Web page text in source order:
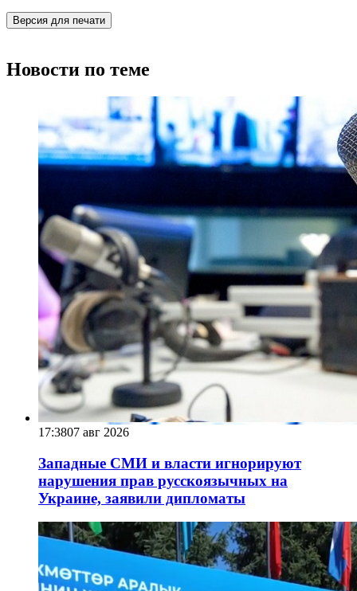
Версия для печати
Новости по теме
17:3807 авг 2026
Западные СМИ и власти игнорируют
нарушения прав русскоязычных на
Украине, заявили дипломаты